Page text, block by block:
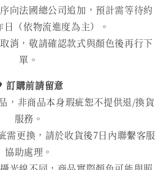
向法國總公司追加，預計需等待約
（依物流進度為主）。
消，敬請確認款式與顏色後再行下
單。
訂購前請留意
，非商品本身瑕疵恕不提供退/換貨
服務。
需更換，請於收貨後7日內聯繫客服
協助處理。